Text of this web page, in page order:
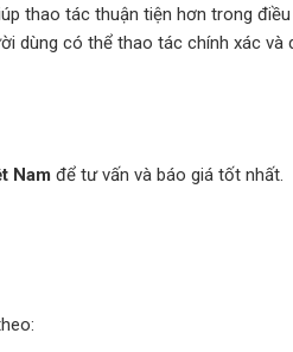
thao tác thuận tiện hơn trong
dùng có thể thao tác chính xác và
Nam để tư vấn và báo giá tốt nhất.